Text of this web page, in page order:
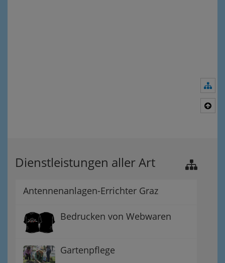
Dienstleistungen aller Art
Antennenanlagen-Errichter Graz
Bedrucken von Webwaren
Gartenpflege